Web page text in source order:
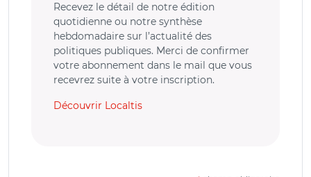
Recevez le détail de notre édition
quotidienne ou notre synthèse
hebdomadaire sur l’actualité des
politiques publiques. Merci de confirmer
votre abonnement dans le mail que vous
recevrez suite à votre inscription.
Découvrir Localtis